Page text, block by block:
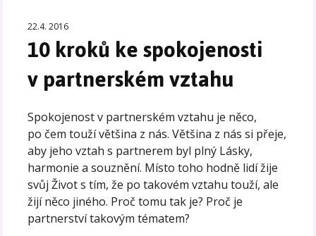
22.4. 2016
10 kroků ke spokojenosti
v partnerském vztahu
Spokojenost v partnerském vztahu je něco,
po čem touží většina z nás. Většina z nás si přeje,
aby jeho vztah s partnerem byl plný Lásky,
harmonie a souznění. Místo toho hodně lidí žije
svůj Život s tím, že po takovém vztahu touží, ale
žijí něco jiného. Proč tomu tak je? Proč je
partnerství takovým tématem?